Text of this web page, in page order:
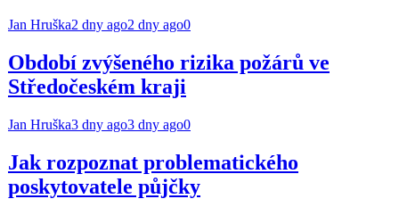
Jan Hruška2 dny ago2 dny ago0
Období zvýšeného rizika požárů ve
Středočeském kraji
Jan Hruška3 dny ago3 dny ago0
Jak rozpoznat problematického
poskytovatele půjčky